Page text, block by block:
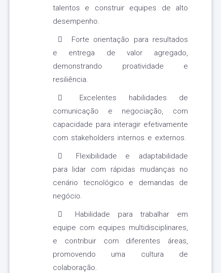
talentos e construir equipes de alto
desempenho.
Forte orientação para resultados
e entrega de valor agregado,
demonstrando proatividade e
resiliência.
Excelentes habilidades de
comunicação e negociação, com
capacidade para interagir efetivamente
com stakeholders internos e externos.
Flexibilidade e adaptabilidade
para lidar com rápidas mudanças no
cenário tecnológico e demandas de
negócio.
Habilidade para trabalhar em
equipe com equipes multidisciplinares,
e contribuir com diferentes áreas,
promovendo uma cultura de
colaboração.